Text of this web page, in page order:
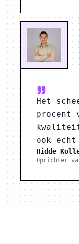
Het
procent
ook
Hidde
Oprichter